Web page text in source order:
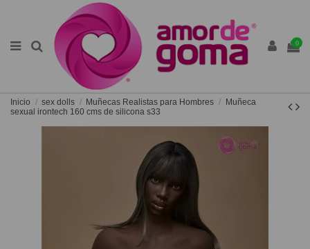
0
Inicio sex dolls Muñecas Realistas para Hombres
Muñeca
sexual irontech 160 cms de silicona s33